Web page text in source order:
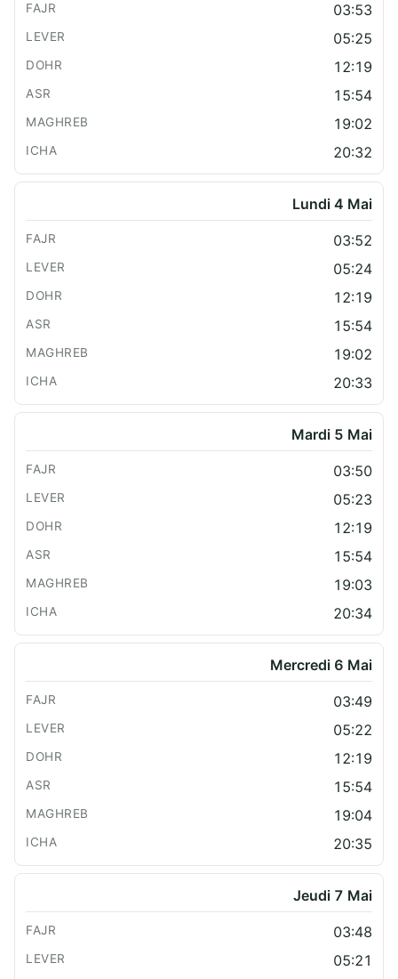
03:53
05:25
12:19
15:54
19:02
20:32
Lundi 4 Mai
03:52
05:24
12:19
15:54
19:02
20:33
Mardi 5 Mai
03:50
05:23
12:19
15:54
19:03
20:34
Mercredi 6 Mai
03:49
05:22
12:19
15:54
19:04
20:35
Jeudi 7 Mai
03:48
05:21